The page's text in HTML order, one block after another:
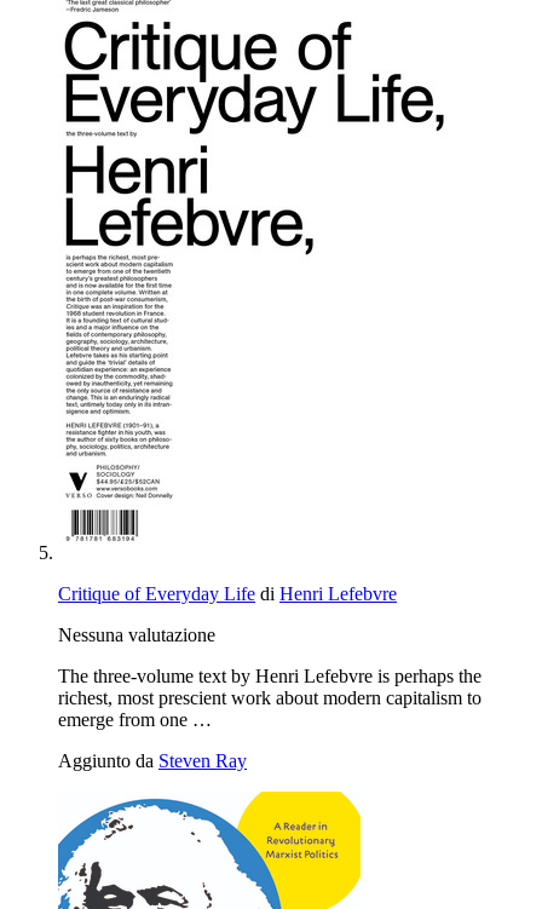
Critique of Everyday Life di Henri Lefebvre
Nessuna valutazione
The three-volume text by Henri Lefebvre is perhaps the
richest, most prescient work about modern capitalism to
emerge from one …
Aggiunto da Steven Ray